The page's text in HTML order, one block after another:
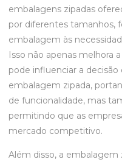
embalagens zipadas
por diferentes tamanhos,
embalagem às
Isso não apenas melhora
pode influenciar a
embalagem zipada,
de funcionalidade, mas
permitindo que as
mercado competitivo.
Além disso, a embalagem